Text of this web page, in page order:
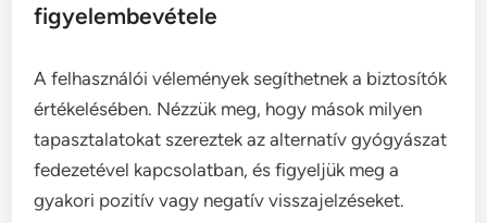
figyelembevétele
A felhasználói vélemények segíthetnek a biztosítók
értékelésében. Nézzük meg, hogy mások milyen
tapasztalatokat szereztek az alternatív gyógyászat
fedezetével kapcsolatban, és figyeljük meg a
gyakori pozitív vagy negatív visszajelzéseket.